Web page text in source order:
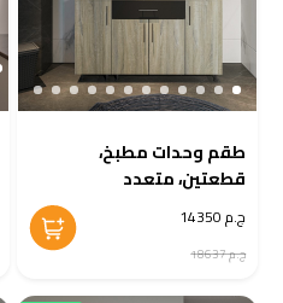
طقم وحدات مطبخ،
قطعتين، متعدد
الألوان - KM-EG38-189ج.م 14350
ج.م 18637